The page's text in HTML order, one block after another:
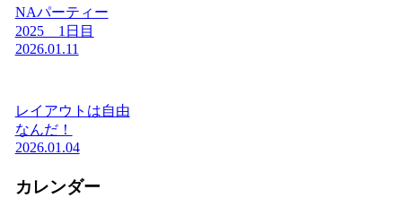
NAパーティー
2025 1日目
2026.01.11
レイアウトは自由
なんだ！
2026.01.04
カレンダー